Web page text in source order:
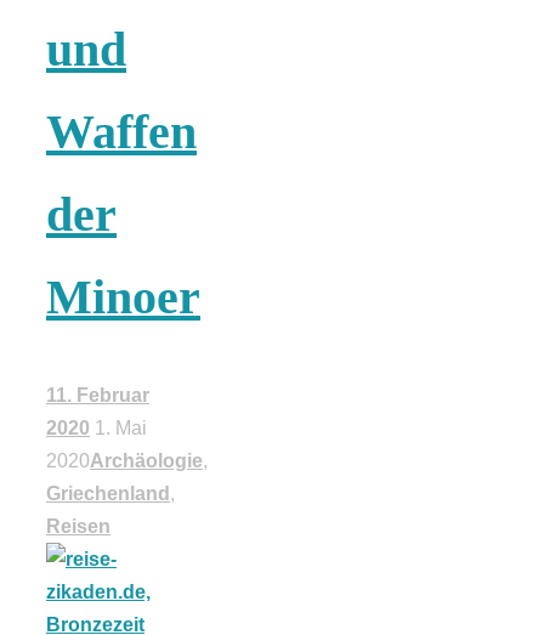
und
Waffen
der
Minoer
11. Februar
2020 1. Mai
2020Archäologie,
Griechenland ,
Reisen